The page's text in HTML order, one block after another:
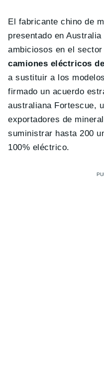
El fabricante chino de
presentado en
ambiciosos en el
camiones eléctricos
a sustituir a los
firmado un acuerdo
australiana Fortescue,
exportadores de
suministrar hasta 200
100% eléctrico.